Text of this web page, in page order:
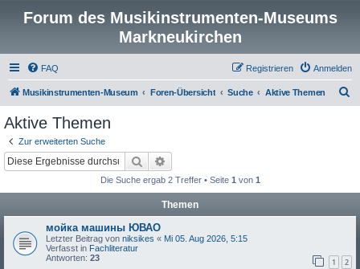
Forum des Musikinstrumenten-Museums
Markneukirchen
FAQ Anmelden
Registrieren
Musikinstrumenten-Museum Foren-Übersicht Suche Aktive Themen
Aktive Themen
Zur erweiterten Suche
Suche
Die Suche ergab 2 Treffer • Seite 1 von 1
Themen
мойка машины ЮВАО
Letzter Beitrag von niksikes « Mi 05. Aug 2026, 5:15
Verfasst in Fachliteratur
Antworten: 23 1 2